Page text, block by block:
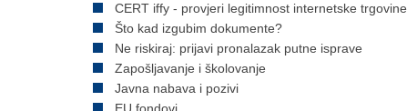
CERT iffy - provjeri legitimnost internetske trgovine
Što kad izgubim dokumente?
Ne riskiraj: prijavi pronalazak putne isprave
Zapošljavanje i školovanje
Javna nabava i pozivi